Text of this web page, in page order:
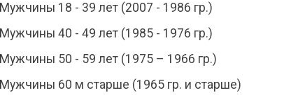
Мужчины 18 - 39 лет (2007 - 1986 гр.)
Мужчины 40 - 49 лет (1985 - 1976 гр.)
Мужчины 50 - 59 лет (1975 – 1966 гр.)
Мужчины 60 м старше (1965 гр. и старше)